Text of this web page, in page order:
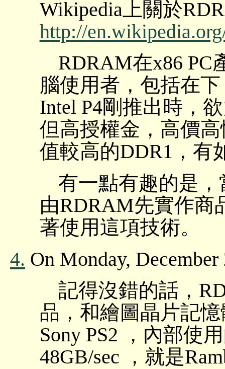
Wikipedia上關於
http://
RDRAM在x86 PC
腦使用者，包括在
Intel P4剛推出時，
但高授權金，高價
值較高的DDR1，有
有一點有趣的是
由RDRAM先實作商
著使用這項技術。
4. On Monday,
記得沒錯的話，
品，和繪圖晶片記
Sony PS2 ，內部使
48GB/sec ，就是